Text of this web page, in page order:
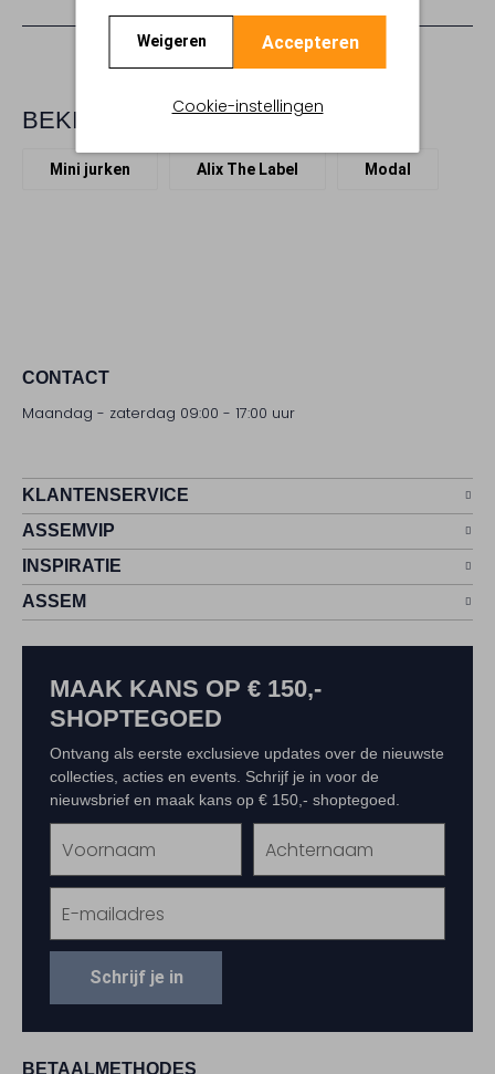
Weigeren Accepteren
Cookie-instellingen
BEKIJK MEER
Mini jurken Alix The Label Modal
CONTACT
Maandag - zaterdag 09:00 - 17:00 uur
KLANTENSERVICE
ASSEMVIP
INSPIRATIE
ASSEM
BETAALMETHODES
MAAK KANS OP € 150,-
SHOPTEGOED
Ontvang als eerste exclusieve updates over de nieuwste
collecties, acties en events. Schrijf je in voor de
nieuwsbrief en maak kans op € 150,- shoptegoed.
Schrijf je in